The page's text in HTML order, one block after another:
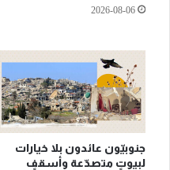
2026-08-06
جنوبيّون عائدون بلا خيارات
لبيوتٍ متصدّعة وأسقفٍ